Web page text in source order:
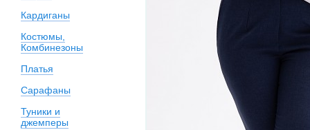
Кардиганы
Костюмы,
Комбинезоны
Платья
Сарафаны
Туники и
джемперы